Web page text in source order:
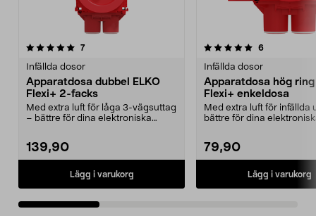
7recensioner
Infällda dosor
Apparatdosa dubbel ELKO
Flexi+ 2-facks
Med extra luft för låga 3-vägsuttag
– bättre för dina elektroniska
139,90
Lägg i varukorg
5.0av 5 stjärnor 6recensioner
Infällda dosor
Apparatdosa hög ring
Flexi+ enkeldosa
Med extra luft för infällda
bättre för dina
79,90
Lägg i varukorg
4.0av 5 stjärnor